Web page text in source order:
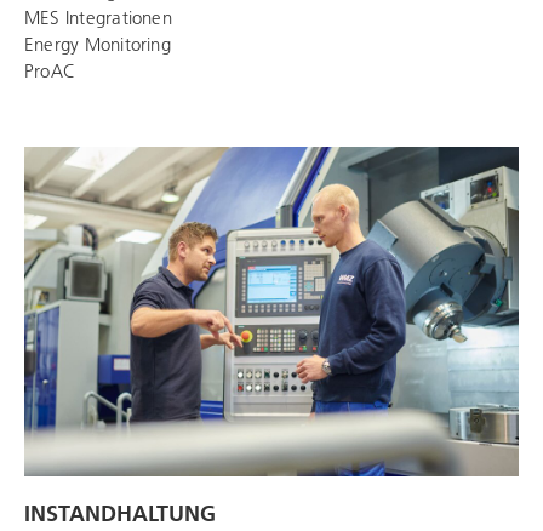
MES Integrationen
Energy Monitoring
ProAC
INSTANDHALTUNG